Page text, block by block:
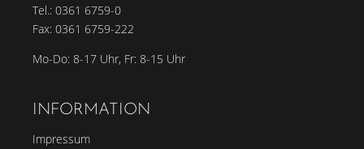
Tel.: 0361 6759-0
Fax: 0361 6759-222
Mo-Do: 8-17 Uhr, Fr: 8-15 Uhr
INFORMATION
Impressum